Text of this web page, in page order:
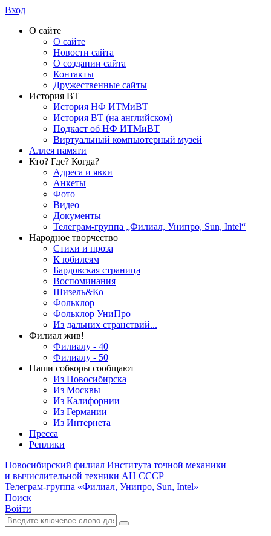
Вход
О сайте
О сайте
Новости сайта
О создании сайта
Контакты
Дружественные сайты
История ВТ
История НФ ИТМиВТ
История ВТ (на английском)
Подкаст об НФ ИТМиВТ
Виртуальный компьютерный музей
Аллея памяти
Кто? Где? Когда?
Адреса и явки
Анкеты
Фото
Видео
Документы
Телеграм-группа „Филиал, Унипро, Sun, Intel“
Народное творчество
Стихи и проза
К юбилеям
Бардовская страница
Воспоминания
Шизель&Ко
Фольклор
Фольклор УниПро
Из дальних странствий...
Филиал жив!
Филиалу - 40
Филиалу - 50
Наши собкоры сообщают
Из Новосибирска
Из Москвы
Из Калифорнии
Из Германии
Из Интернета
Пресса
Реплики
Новосибирский филиал Института точной механики
и вычислительной техники АН СССР
Телеграм-группа «Филиал, Унипро, Sun, Intel»
Поиск
Войти